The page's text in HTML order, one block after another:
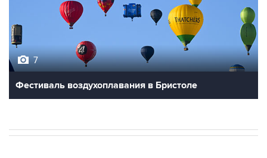
7
Фестиваль воздухоплавания в Бристоле